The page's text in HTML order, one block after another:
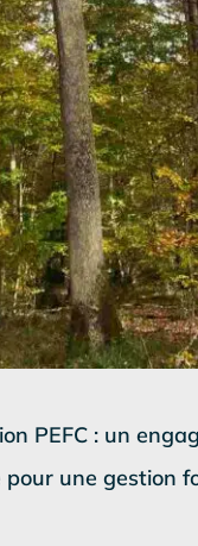
PEFC : un
une gestion